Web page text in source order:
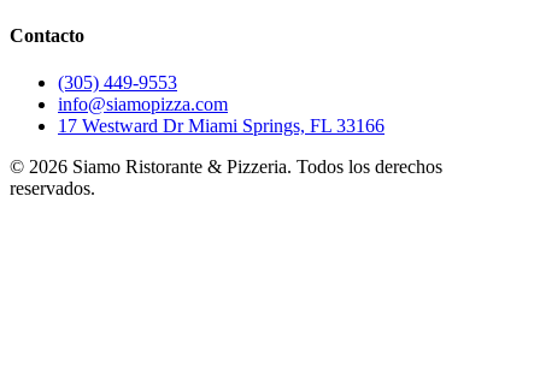
Contacto
(305) 449-9553
info@siamopizza.com
17 Westward Dr Miami Springs, FL 33166
© 2026 Siamo Ristorante & Pizzeria. Todos los derechos
reservados.